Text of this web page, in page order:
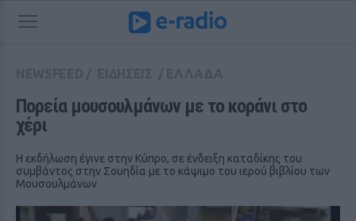
Πορεία μουσουλμάνων με το κοράνι στο
χέρι
Η εκδήλωση έγινε στην Κύπρο, σε ένδειξη καταδίκης του
συμβάντος στην Σουηδία με το κάψιμο του ιερού βιβλίου των
Μουσουλμάνων